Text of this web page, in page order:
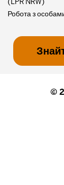
Робота з
©